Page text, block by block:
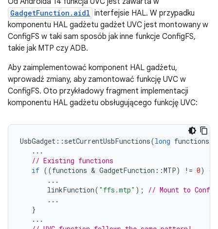
GadgetFunction.aidl interfejsie HAL. W przypadku
komponentu HAL gadżetu gadżet UVC jest montowany w
ConfigFS w taki sam sposób jak inne funkcje ConfigFS,
takie jak MTP czy ADB.
Aby zaimplementować komponent HAL gadżetu,
wprowadź zmiany, aby zamontować funkcję UVC w
ConfigFS. Oto przykładowy fragment implementacji
komponentu HAL gadżetu obsługującego funkcję UVC:
UsbGadget :: setCurrentUsbFunctions(long functions
...
// Existing functions
if ((functions & GadgetFunction ::MTP) != 0)
{
...
linkFunction( "ffs.mtp" );
// Mount to
...
}
...